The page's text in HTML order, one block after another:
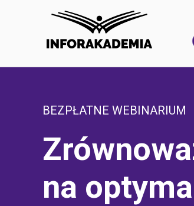
BEZPŁATNE WEBINARIUM
na